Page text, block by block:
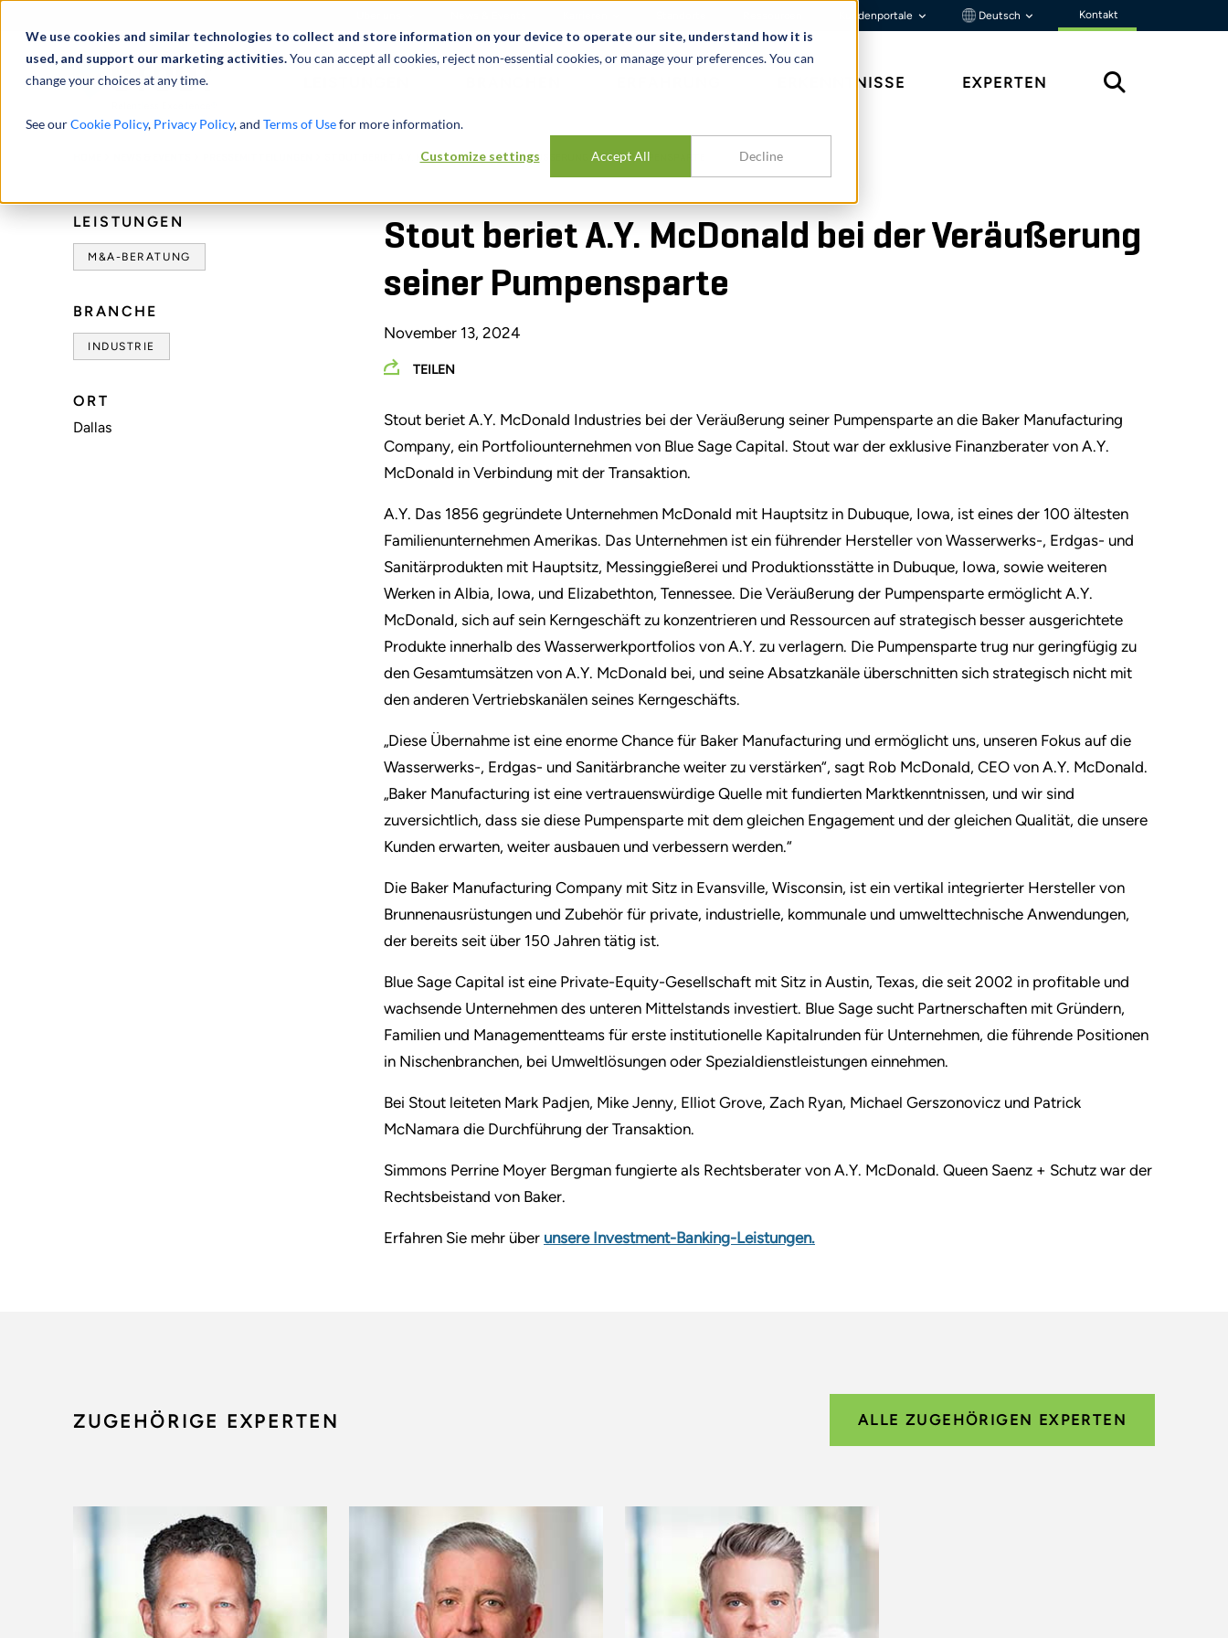
We use cookies and similar technologies to collect and store information on your device to operate our site, understand how it is
used, and support our marketing activities.You can accept all cookies, reject non-essential cookies, or manage your preferences. You can
change your choices at any time.
See ourCookie Policy, Privacy Policy, and Terms of Usefor more information.
Customize settings Accept All Decline
Kundenportale Deutsch Kontakt
ERKENNTNISSE EXPERTEN
STOUT BERIET A.Y. MCDONALD BEI DER VERÄUSSERUNG SEINER PUMPENSPARTE
LEISTUNGEN
M&A-BERATUNG
BRANCHE
INDUSTRIE
ORT
Dallas
Stout beriet A.Y. McDonald bei der Veräußerung
seiner Pumpensparte
November 13, 2024
TEILEN
Stout beriet A.Y. McDonald Industries bei der Veräußerung seiner Pumpensparte an die Baker Manufacturing
Company, ein Portfoliounternehmen von Blue Sage Capital. Stout war der exklusive Finanzberater von A.Y.
McDonald in Verbindung mit der Transaktion.
A.Y. Das 1856 gegründete Unternehmen McDonald mit Hauptsitz in Dubuque, Iowa, ist eines der 100 ältesten
Familienunternehmen Amerikas. Das Unternehmen ist ein führender Hersteller von Wasserwerks-, Erdgas- und
Sanitärprodukten mit Hauptsitz, Messinggießerei und Produktionsstätte in Dubuque, Iowa, sowie weiteren
Werken in Albia, Iowa, und Elizabethton, Tennessee. Die Veräußerung der Pumpensparte ermöglicht A.Y.
McDonald, sich auf sein Kerngeschäft zu konzentrieren und Ressourcen auf strategisch besser ausgerichtete
Produkte innerhalb des Wasserwerkportfolios von A.Y. zu verlagern. Die Pumpensparte trug nur geringfügig zu
den Gesamtumsätzen von A.Y. McDonald bei, und seine Absatzkanäle überschnitten sich strategisch nicht mit
den anderen Vertriebskanälen seines Kerngeschäfts.
„Diese Übernahme ist eine enorme Chance für Baker Manufacturing und ermöglicht uns, unseren Fokus auf die
Wasserwerks-, Erdgas- und Sanitärbranche weiter zu verstärken“, sagt Rob McDonald, CEO von A.Y. McDonald.
„Baker Manufacturing ist eine vertrauenswürdige Quelle mit fundierten Marktkenntnissen, und wir sind
zuversichtlich, dass sie diese Pumpensparte mit dem gleichen Engagement und der gleichen Qualität, die unsere
Kunden erwarten, weiter ausbauen und verbessern werden.“
Die Baker Manufacturing Company mit Sitz in Evansville, Wisconsin, ist ein vertikal integrierter Hersteller von
Brunnenausrüstungen und Zubehör für private, industrielle, kommunale und umwelttechnische Anwendungen,
der bereits seit über 150 Jahren tätig ist.
Blue Sage Capital ist eine Private-Equity-Gesellschaft mit Sitz in Austin, Texas, die seit 2002 in profitable und
wachsende Unternehmen des unteren Mittelstands investiert. Blue Sage sucht Partnerschaften mit Gründern,
Familien und Managementteams für erste institutionelle Kapitalrunden für Unternehmen, die führende Positionen
in Nischenbranchen, bei Umweltlösungen oder Spezialdienstleistungen einnehmen.
Bei Stout leiteten Mark Padjen, Mike Jenny, Elliot Grove, Zach Ryan, Michael Gerszonovicz und Patrick
McNamara die Durchführung der Transaktion.
Simmons Perrine Moyer Bergman fungierte als Rechtsberater von A.Y. McDonald. Queen Saenz + Schutz war der
Rechtsbeistand von Baker.
Erfahren Sie mehr über unsere Investment-Banking-Leistungen.
ZUGEHÖRIGE EXPERTEN ALLE ZUGEHÖRIGEN EXPERTEN